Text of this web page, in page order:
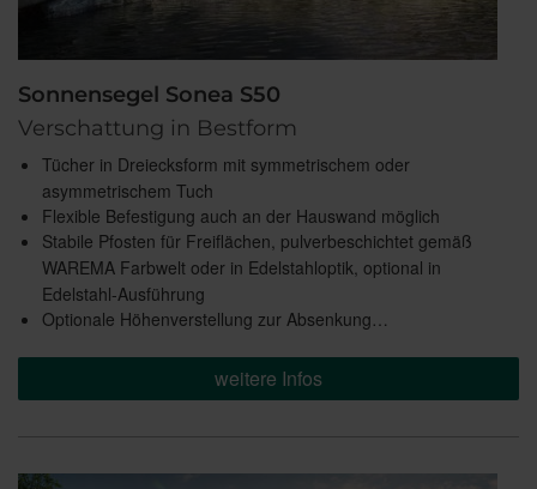
Sonnensegel Sonea S50
Verschattung in Bestform
Tücher in Dreiecksform mit symmetrischem oder
asymmetrischem Tuch
Flexible Befestigung auch an der Hauswand möglich
Stabile Pfosten für Freiflächen, pulverbeschichtet gemäß
WAREMA Farbwelt oder in Edelstahloptik, optional in
Edelstahl-Ausführung
Optionale Höhenverstellung zur Absenkung…
weitere Infos